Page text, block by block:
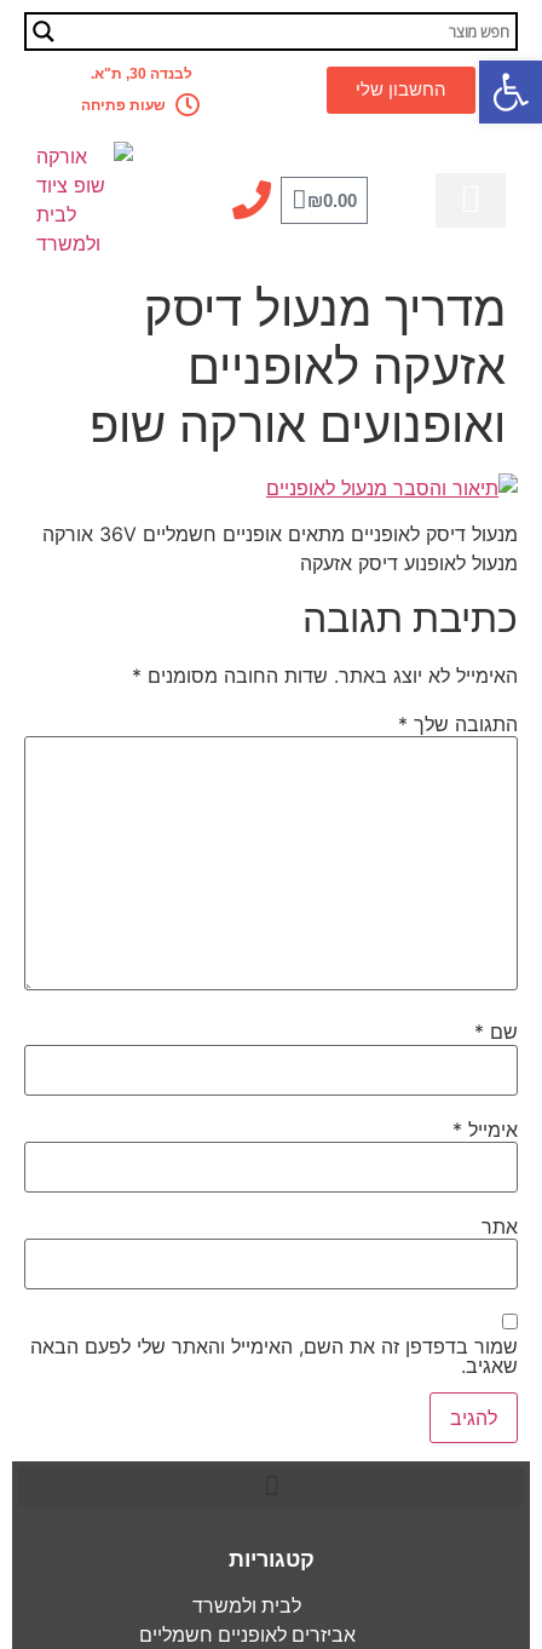
פתח סרגל נגישותהחשבון שלי
לבנדה 30, ת"א.
שעות פתיחה
₪0.00
מדריך מנעול דיסק
אזעקה לאופניים
ואופנועים אורקה שופ
מנעול דיסק לאופניים מתאים אופניים חשמליים 36V אורקה
מנעול לאופנוע דיסק אזעקה
כתיבת תגובה
האימייל לא יוצג באתר. שדות החובה מסומנים *
התגובה שלך *
שם *
אימייל *
אתר
שמור בדפדפן זה את השם, האימייל והאתר שלי לפעם הבאה
שאגיב.
קטגוריות
לבית ולמשרד
אביזרים לאופניים חשמליים